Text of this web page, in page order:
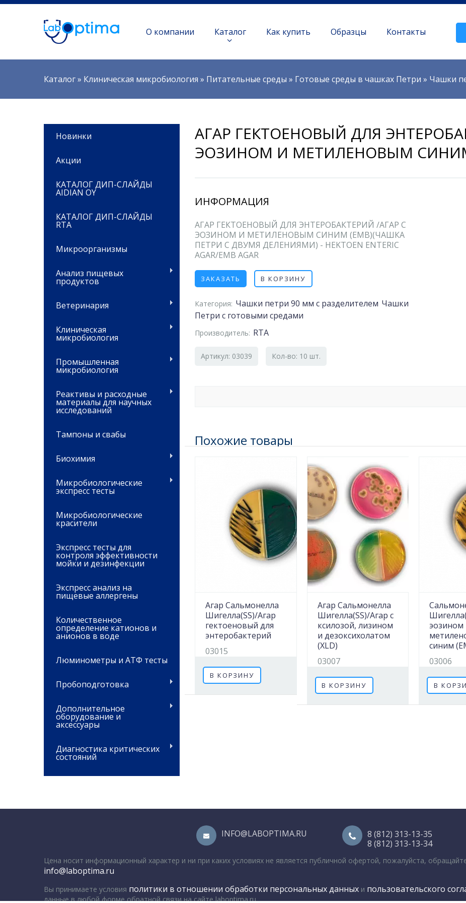
О компании Каталог Как купить Образцы Контакты
Вы здесь
Каталог» Клиническая микробиология » Питательные среды » Готовые среды в чашках Петри » Чашки
Новинки
Акции
КАТАЛОГ ДИП-СЛАЙДЫ
AIDIAN OY
КАТАЛОГ ДИП-СЛАЙДЫ
RTA
Микроорганизмы
Анализ пищевых
продуктов
Ветеринария
Клиническая
микробиология
Промышленная
микробиология
Реактивы и расходные
материалы для научных
исследований
Тампоны и свабы
Биохимия
Микробиологические
экспресс тесты
Микробиологические
красители
Экспресс тесты для
контроля эффективности
мойки и дезинфекции
Экспресс анализ на
пищевые аллергены
Количественное
определение катионов и
анионов в воде
Люминометры и АТФ тесты
Пробоподготовка
Дополнительное
оборудование и
аксессуары
Диагностика критических
состояний
АГАР ГЕКТОЕНОВЫЙ ДЛЯ
ЭОЗИНОМ И МЕТИЛЕНОВЫМ СИНИМ
ИНФОРМАЦИЯ
АГАР ГЕКТОЕНОВЫЙ ДЛЯ ЭНТЕРОБАКТЕРИЙ /АГАР С
ЭОЗИНОМ И МЕТИЛЕНОВЫМ СИНИМ (EMB)(ЧАШКА
ПЕТРИ С ДВУМЯ ДЕЛЕНИЯМИ) - HEKTOEN ENTERIC
AGAR/EMB AGAR
ЗАКАЗАТЬ В КОРЗИНУ
Категория: Чашки петри 90 мм с разделителем Чашки
Петри с готовыми средами
Производитель: RTA
Артикул: 03039 Кол-во: 10 шт.
Похожие товары
Агар Сальмонелла
Шигелла(SS)/Агар
гектоеновый для
энтеробактерий
03015
В КОРЗИНУ
Агар Сальмонелла
Шигелла(SS)/Агар с
ксилозой, лизином
и дезоксихолатом
(XLD)
03007
В КОРЗИНУ
эозином
синим
03006
В
INFO@LABOPTIMA.RU
8 (812) 313-13-35
8 (812) 313-13-34
Цена носит информационный характер и ни при каких условиях не является публичной офертой, пожалуйста,
info@laboptima.ru
Вы принимаете условия политики в отношении обработки персональных данных и пользовательского
данные в любой форме обратной связи на сайте laboptima.ru